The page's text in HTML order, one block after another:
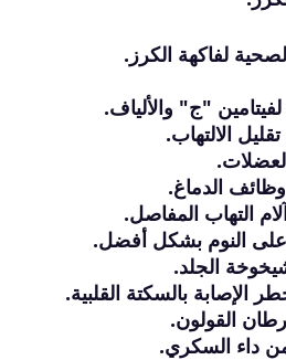
لفاكهة الكرز.
"ج" والألياف.
الالتهاب.
الدماغ.
التهاب المفاصل.
على النوم بشكل أفضل.
الجلد.
الإصابة بالسكتة القلبية.
القولون.
داء السكري.